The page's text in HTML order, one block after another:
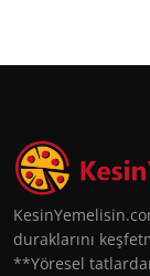
duraklarını
**Yöresel